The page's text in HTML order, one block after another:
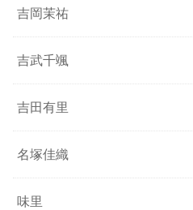
吉岡茉祐
吉武千颯
吉田有里
名塚佳織
味里